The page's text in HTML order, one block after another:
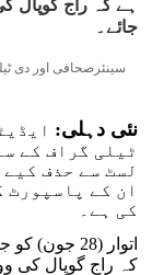
ہے کہ راج گوپال
جائے۔
سینئرصحافی اور دی
نئی دہلی:
ٹیلی گراف کے
لسٹ سے حذف
ان کے پاسپورٹ
کی ہے۔
اتوار (28
کہ راج گوپال کی